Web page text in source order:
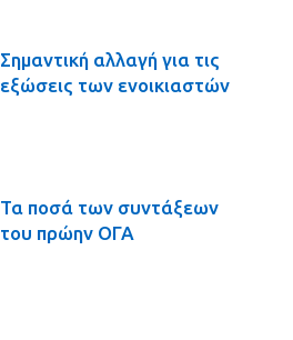
Σημαντική αλλαγή για τις
εξώσεις των ενοικιαστών
Τα ποσά των συντάξεων
του πρώην ΟΓΑ